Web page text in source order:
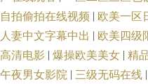
自拍偷拍在线视频 | 欧美一区
人妻中文字幕中出 | 欧美四级
高清电影 | 爆操欧美美女 | 精
午夜男女影院 | 三级无码在线 |